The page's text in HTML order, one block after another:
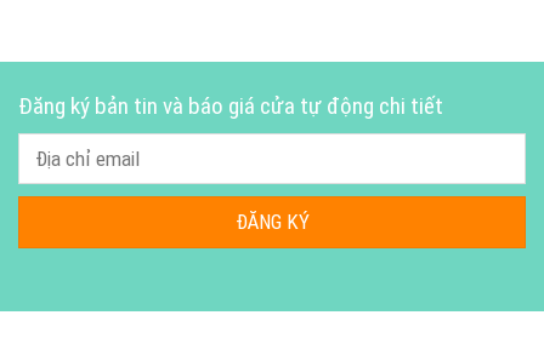
Đăng ký bản tin và báo giá cửa tự động chi tiết